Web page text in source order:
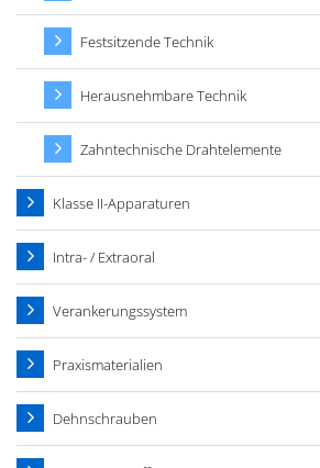
Festsitzende Technik
Herausnehmbare Technik
Zahntechnische Drahtelemente
Klasse II-Apparaturen
Intra- / Extraoral
Verankerungssystem
Praxismaterialien
Dehnschrauben